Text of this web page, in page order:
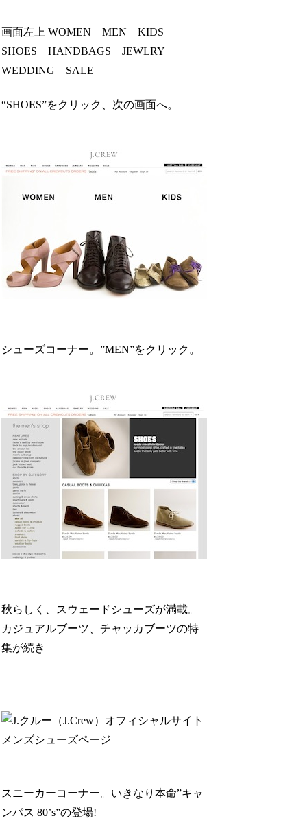
画面左上 WOMEN MEN KIDS
SHOES HANDBAGS JEWLRY
WEDDING SALE
“SHOES”をクリック、次の画面へ。
シューズコーナー。”MEN”をクリック。
秋らしく、スウェードシューズが満載。
カジュアルブーツ、チャッカブーツの特
集が続き
スニーカーコーナー。いきなり本命”キャ
ンパス 80’s”の登場!